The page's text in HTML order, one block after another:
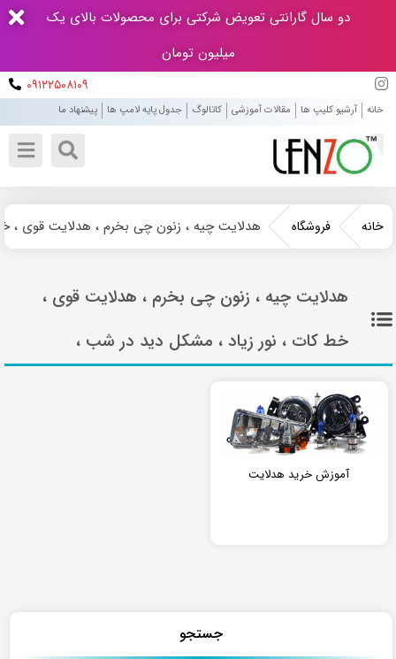
دو سال گارانتی تعویض شرکتی برای محصولات بالای یک
میلیون تومان
۰۹۱۲۲۵۰۸۱۰۹
خانه آرشیو کلیپ ها مقالات آموزشی کاتالوگ جدول پایه لامپ ها پیشنهاد ما
خانه فروشگاه هدلایت چیه ، زنون چی بخرم ، هدلایت قوی ،
هدلایت چیه ، زنون چی بخرم ، هدلایت قوی ،
خط کات ، نور زیاد ، مشکل دید در شب ،
آموزش خرید هدلایت
جستجو